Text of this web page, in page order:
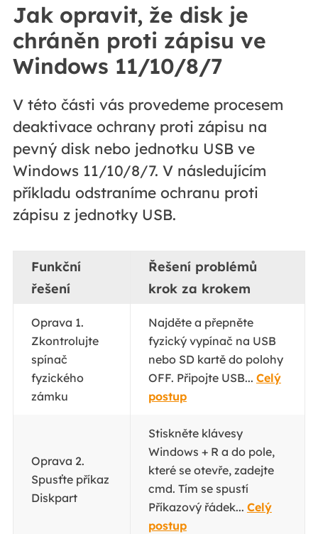
Jak opravit, že disk je
chráněn proti zápisu ve
Windows 11/10/8/7
V této části vás provedeme procesem
deaktivace ochrany proti zápisu na
pevný disk nebo jednotku USB ve
Windows 11/10/8/7. V následujícím
příkladu odstraníme ochranu proti
zápisu z jednotky USB.
Funkční
řešení
Řešení problémů
krok za krokem
Oprava 1.
Zkontrolujte
spínač
fyzického
zámku
Najděte a přepněte
fyzický vypínač na USB
nebo SD kartě do polohy
OFF. Připojte USB... Celý
postup
Oprava 2.
Spusťte příkaz
Diskpart
Stiskněte klávesy
Windows + R a do pole,
které se otevře, zadejte
cmd. Tím se spustí
Příkazový řádek... Celý
postup